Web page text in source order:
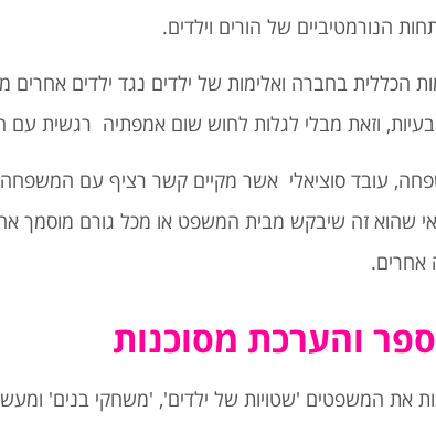
הנורמטיביים של הורים וילדים.
הכללית בחברה ואלימות של ילדים נגד ילדים
וזאת מבלי לגלות לחוש שום אמפתיה רגשית עם
עובד סוציאלי אשר מקיים קשר רציף עם המשפחה
שהוא זה שיבקש מבית המשפט או מכל גורם מוסמך
אחרים.
והערכת מסוכנות
את המשפטים 'שטויות של ילדים', 'משחקי בנים' ומעשי